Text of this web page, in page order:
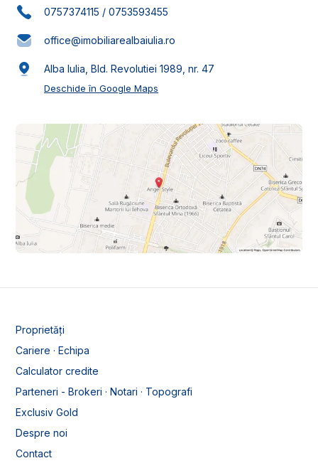
0757374115 / 0753593455
office@imobiliarealbaiulia.ro
Alba Iulia, Bld. Revolutiei 1989, nr. 47
Deschide în Google Maps
Proprietăți
Cariere · Echipa
Calculator credite
Parteneri - Brokeri · Notari · Topografi
Exclusiv Gold
Despre noi
Contact